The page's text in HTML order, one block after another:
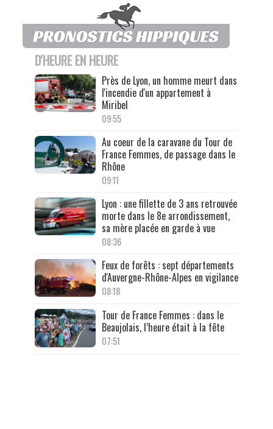
D'HEURE EN HEURE
Près de Lyon, un homme meurt dans
l'incendie d'un appartement à
Miribel
09:55
Au coeur de la caravane du Tour de
France Femmes, de passage dans le
Rhône
09:11
Lyon : une fillette de 3 ans retrouvée
morte dans le 8e arrondissement,
sa mère placée en garde à vue
08:36
Feux de forêts : sept départements
d'Auvergne-Rhône-Alpes en vigilance
08:18
Tour de France Femmes : dans le
Beaujolais, l’heure était à la fête
07:51